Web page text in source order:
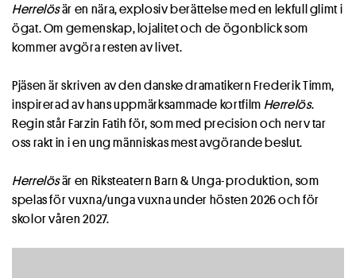
Herrelösär en nära, explosiv berättelse med en lekfull glimt i
ögat. Om gemenskap, lojalitet och de ögonblick som
kommer avgöra resten av livet.
Pjäsen är skriven av den danske dramatikern Frederik Timm,
inspirerad av hans uppmärksammade kortfilm Herrelös.
Regin står Farzin Fatih för, som med precision och nerv tar
oss rakt in i en ung människas mest avgörande beslut.
Herrelösär en Riksteatern Barn & Unga-produktion, som
spelas för vuxna/unga vuxna under hösten 2026 och för
skolor våren 2027.